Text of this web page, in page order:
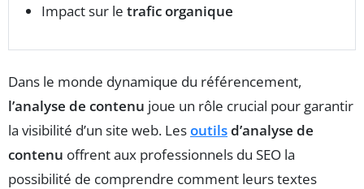
Impact sur le trafic organique
Dans le monde dynamique du référencement,
l’analyse de contenu joue un rôle crucial pour garantir
la visibilité d’un site web. Lesoutilsd’analyse de
contenu offrent aux professionnels du SEO la
possibilité de comprendre comment leurs textes